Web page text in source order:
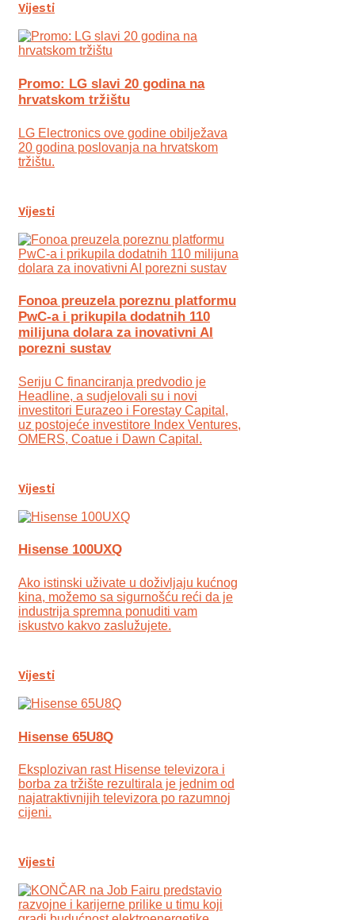
Vijesti
Promo: LG slavi 20 godina na
hrvatskom tržištu
LG Electronics ove godine obilježava
20 godina poslovanja na hrvatskom
tržištu.
Vijesti
Fonoa preuzela poreznu platformu
PwC-a i prikupila dodatnih 110
milijuna dolara za inovativni AI
porezni sustav
Seriju C financiranja predvodio je
Headline, a sudjelovali su i novi
investitori Eurazeo i Forestay Capital,
uz postojeće investitore Index Ventures,
OMERS, Coatue i Dawn Capital.
Vijesti
Hisense 100UXQ
Ako istinski uživate u doživljaju kućnog
kina, možemo sa sigurnošću reći da je
industrija spremna ponuditi vam
iskustvo kakvo zaslužujete.
Vijesti
Hisense 65U8Q
Eksplozivan rast Hisense televizora i
borba za tržište rezultirala je jednim od
najatraktivnijih televizora po razumnoj
cijeni.
Vijesti